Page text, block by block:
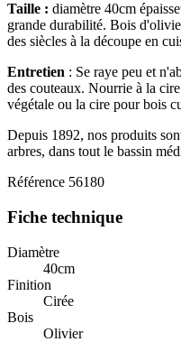
Taille : diamètre 40cm
grande durabilité. Bois
des siècles à la découpe en
Entretien : Se raye peu et
des couteaux. Nourrie à la
végétale ou la cire pour bois
Depuis 1892, nos produits
arbres, dans tout le bassin
Référence 56180
Fiche technique
Diamètre
40cm
Finition
Cirée
Bois
Olivier